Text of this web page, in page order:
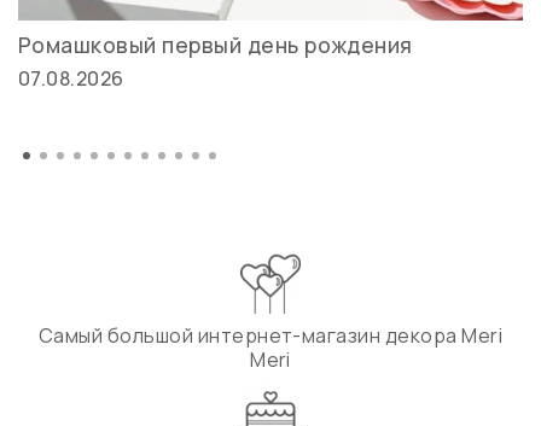
Ромашковый первый день рождения
07.08.2026
Самый большой интернет-магазин декора Meri
Meri